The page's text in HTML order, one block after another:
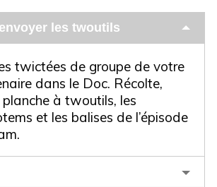
les twoutils
twictées de groupe de votre
dans le Doc. Récolte,
à twoutils, les
et les balises de l’épisode